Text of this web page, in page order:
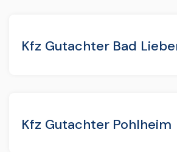
Kfz Gutachter Bad
Kfz Gutachter Pohlheim